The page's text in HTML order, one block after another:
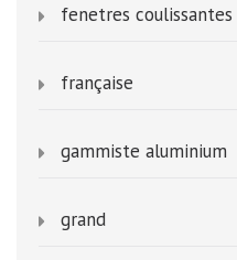
fenetres coulissantes
française
gammiste aluminium
grand